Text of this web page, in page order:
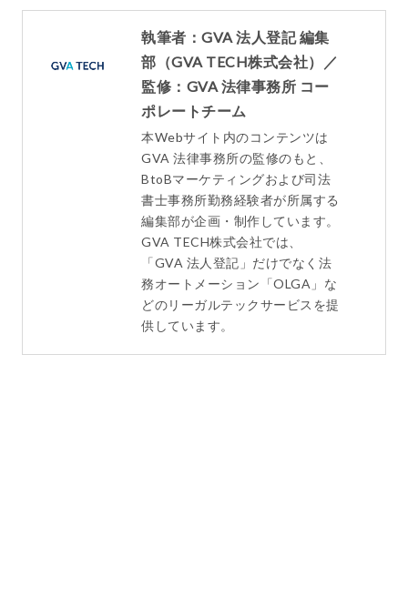
執筆者：GVA 法人登記 編集
部（GVA TECH株式会社）／
監修：GVA 法律事務所 コー
ポレートチーム
本Webサイト内のコンテンツは
GVA 法律事務所の監修のもと、
BtoBマーケティングおよび司法
書士事務所勤務経験者が所属する
編集部が企画・制作しています。
GVA TECH株式会社では、
「GVA 法人登記」だけでなく法
務オートメーション「OLGA」な
どのリーガルテックサービスを提
供しています。